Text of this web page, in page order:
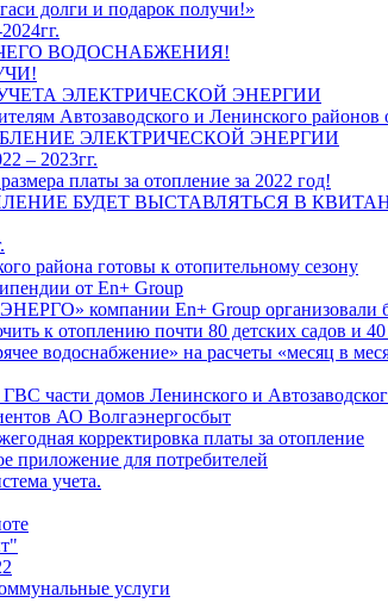
долги и подарок получи!»
ВОДОСНАБЖЕНИЯ!
ЭЛЕКТРИЧЕСКОЙ ЭНЕРГИИ
Автозаводского и Ленинского районов
ЭЛЕКТРИЧЕСКОЙ ЭНЕРГИИ
– 2023гг.
платы за отопление за 2022 год!
БУДЕТ ВЫСТАВЛЯТЬСЯ В
района готовы к отопительному сезону
от En+ Group
компании En+ Group организовали
к отоплению почти 80 детских садов и
водоснабжение» на расчеты «месяц в
части домов Ленинского и
АО Волгаэнергосбыт
корректировка платы за отопление
приложение для потребителей
учета.
услуги